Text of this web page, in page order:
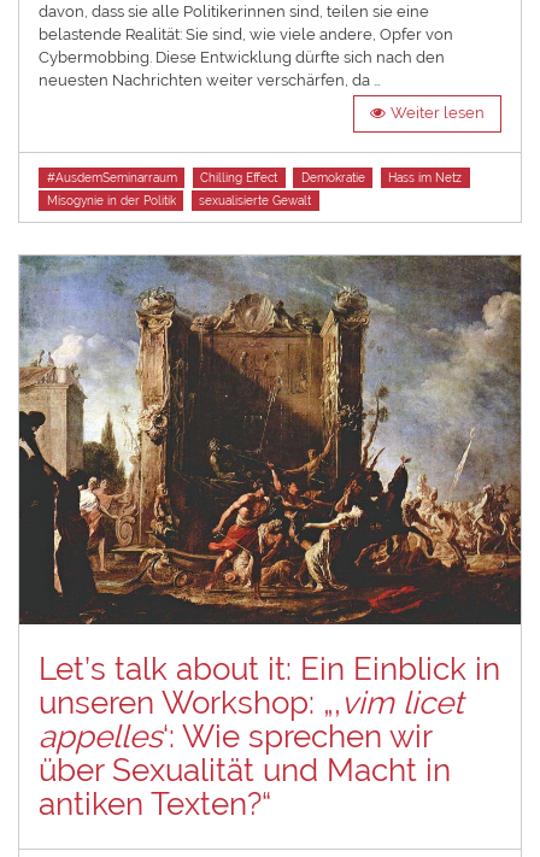
davon, dass sie alle Politikerinnen sind, teilen sie eine
belastende Realität: Sie sind, wie viele andere, Opfer von
Cybermobbing. Diese Entwicklung dürfte sich nach den
neuesten Nachrichten weiter verschärfen, da …
Weiter lesen
Tags
#AusdemSeminarraum Chilling Effect Demokratie
Hass im Netz
Misogynie in der Politik
sexualisierte Gewalt
Let’s talk about it: Ein Einblick in
unseren Workshop: „‚ vim licet
appelles‘: Wie sprechen wir
über Sexualität und Macht in
antiken Texten?“